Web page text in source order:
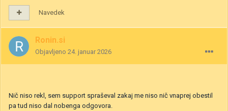
Navedek
Ronin.si
Objavljeno 24. januar 2026
Nič niso rekl, sem support spraševal zakaj me niso nič vnaprej obestil
pa tud niso dal nobenga odgovora.